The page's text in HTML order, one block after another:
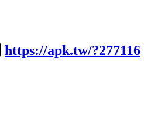
https://apk.tw/?277116